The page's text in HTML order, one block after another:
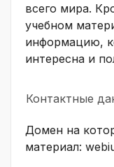
всего мира.
учебном
информацию,
интересна и
Контактные
Домен на
материал: